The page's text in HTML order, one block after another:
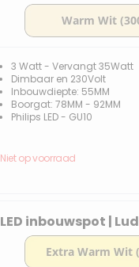
3 Watt - Vervangt 35Watt
Dimbaar en 230Volt
Inbouwdiepte: 55MM
Boorgat: 78MM - 92MM
Philips LED - GU10
Niet op voorraad
LED inbouwspot | Lud